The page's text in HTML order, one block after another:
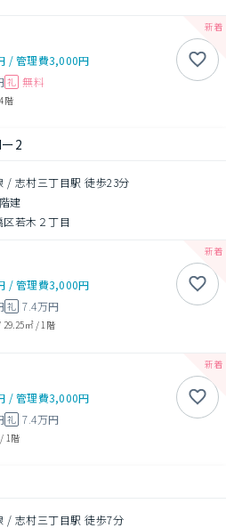
/管理費3,000円
礼 無料
4階
2
/ 志村三丁目駅 徒歩23分
建
若木２丁目
/管理費3,000円
礼 7.4万円
29.25㎡/ 1階
/管理費3,000円
礼 7.4万円
/ 1階
/ 志村三丁目駅 徒歩7分